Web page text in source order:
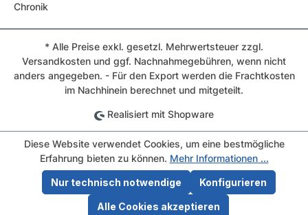
Chronik
* Alle Preise exkl. gesetzl. Mehrwertsteuer zzgl.
Versandkosten und ggf. Nachnahmegebühren, wenn nicht
anders angegeben. - Für den Export werden die Frachtkosten
im Nachhinein berechnet und mitgeteilt.
Realisiert mit Shopware
Diese Website verwendet Cookies, um eine bestmögliche
Erfahrung bieten zu können. Mehr Informationen ...
Nur technisch notwendige Konfigurieren
Alle Cookies akzeptieren